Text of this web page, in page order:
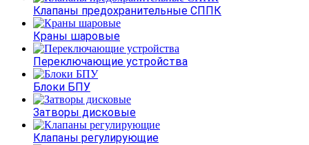
Клапаны предохранительные СППК
Краны шаровые
Переключающие устройства
Блоки БПУ
Затворы дисковые
Клапаны регулирующие